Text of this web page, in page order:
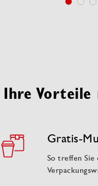
Ihre Vorteile
Gratis-
So treffen Sie